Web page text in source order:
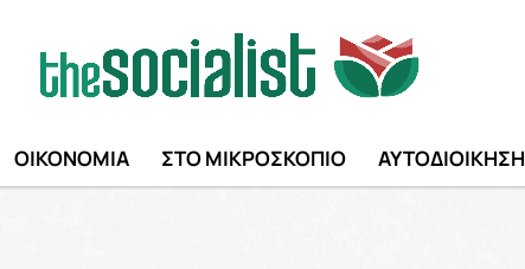
ΟΙΚΟΝΟΜΙΑ ΣΤΟ ΜΙΚΡΟΣΚΟΠΙΟ ΑΥΤΟΔΙΟΙΚΗΣΗ